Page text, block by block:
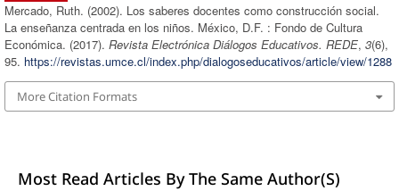
Mercado, Ruth. (2002). Los saberes docentes como construcción social.
La enseñanza centrada en los niños. México, D.F. : Fondo de Cultura
Económica. (2017). Revista Electrónica Diálogos Educativos. REDE, 3(6),
95. https://revistas.umce.cl/index.php/dialogoseducativos/article/view/1288
More Citation Formats
Most Read Articles By The Same Author(s)